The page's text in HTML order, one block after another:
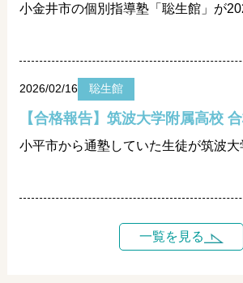
2026/02/16 聡生館
一覧を見る